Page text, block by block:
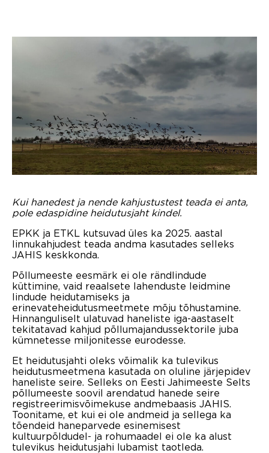
Kui hanedest ja nende kahjustustest teada ei anta,
pole edaspidine heidutusjaht kindel.
EPKK ja ETKL kutsuvad üles ka 2025. aastal
linnukahjudest teada andma kasutades selleks
JAHIS keskkonda.
Põllumeeste eesmärk ei ole rändlindude
küttimine, vaid reaalsete lahenduste leidmine
lindude heidutamiseks ja
erinevateheidutusmeetmete mõju tõhustamine.
Hinnanguliselt ulatuvad haneliste iga-aastaselt
tekitatavad kahjud põllumajandussektorile juba
kümnetesse miljonitesse eurodesse.
Et heidutusjahti oleks võimalik ka tulevikus
heidutusmeetmena kasutada on oluline järjepidev
haneliste seire. Selleks on Eesti Jahimeeste Selts
põllumeeste soovil arendatud hanede seire
registreerimisvõimekuse andmebaasis JAHIS.
Toonitame, et kui ei ole andmeid ja sellega ka
tõendeid haneparvede esinemisest
kultuurpõldudel- ja rohumaadel ei ole ka alust
tulevikus heidutusjahi lubamist taotleda.